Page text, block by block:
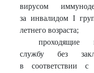
вирусом
за инвалидом I
летнего возраста;
проходящие
службу без
в соответствии с